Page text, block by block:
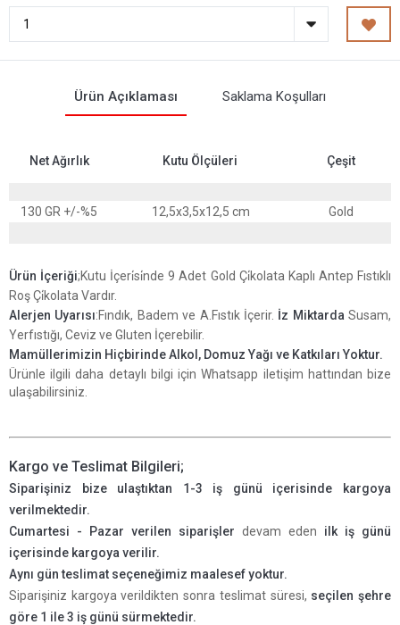
Ürün Açıklaması Saklama Koşulları
Net Ağırlık Kutu Ölçüleri Çeşit
130 GR +/-%5 12,5x3,5x12,5 cm Gold
Ürün İçeriği;Kutu İçeri̇si̇nde 9 Adet Gold Çi̇kolata Kaplı Antep Fıstıklı
Roş Çi̇kolata Vardır.
Alerjen Uyarısı:Fındık, Badem ve A.Fıstık İçerir. İz Miktarda Susam,
Yerfıstığı, Ceviz ve Gluten İçerebilir.
Mamüllerimizin Hiçbirinde Alkol, Domuz Yağı ve Katkıları Yoktur.
Ürünle ilgili daha detaylı bilgi için Whatsapp iletişim hattından bize
ulaşabilirsiniz.
Kargo ve Teslimat Bilgileri;
Siparişiniz bize ulaştıktan 1-3 iş günü içerisinde kargoya
verilmektedir.
Cumartesi - Pazar verilen siparişler devam eden ilk iş günü
içerisinde kargoya verilir.
Aynı gün teslimat seçeneğimiz maalesef yoktur.
Siparişiniz kargoya verildikten sonra teslimat süresi, seçilen şehre
göre 1 ile 3 iş günü sürmektedir.